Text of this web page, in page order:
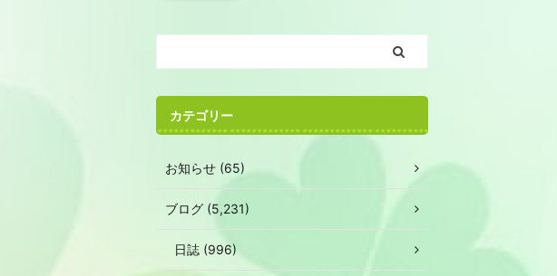
カテゴリー
お知らせ (65)
ブログ (5,231)
日誌 (996)